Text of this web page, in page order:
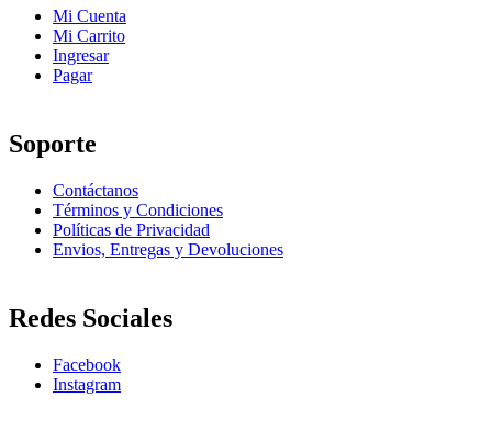
Mi Cuenta
Mi Carrito
Ingresar
Pagar
Soporte
Contáctanos
Términos y Condiciones
Políticas de Privacidad
Envios, Entregas y Devoluciones
Redes Sociales
Facebook
Instagram